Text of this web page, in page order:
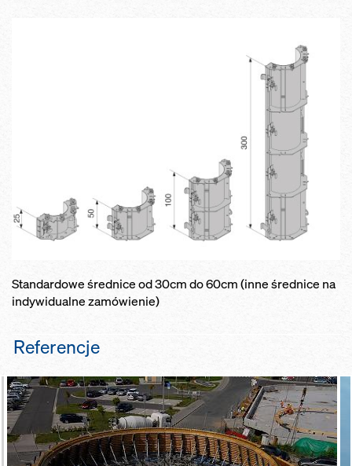
Standardowe średnice od 30cm do 60cm (inne średnice na
indywidualne zamówienie)
Referencje